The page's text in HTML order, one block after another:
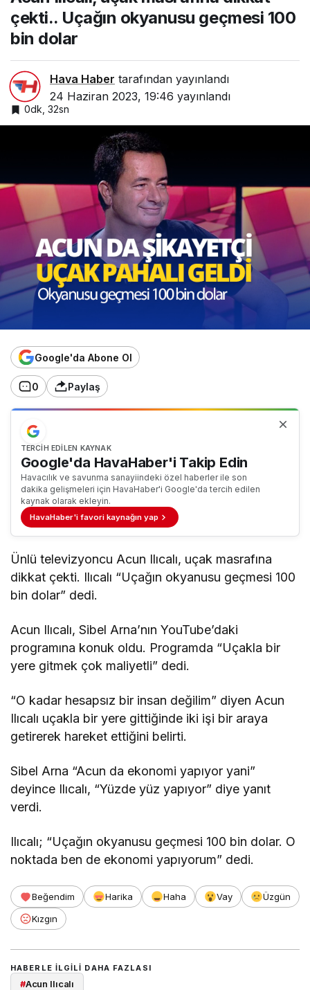
dolar
çekti.. Uçağın okyanusu geçmesi 100
bin dolar
Hava Haber tarafından yayınlandı
24 Haziran 2023, 19:46 yayınlandı
0dk, 32sn
Google'da Abone Ol
0 Paylaş
TERCIH EDILEN KAYNAK
Google'da HavaHaber'i Takip Edin
Havacılık ve savunma sanayiindeki özel haberler ile son
dakika gelişmeleri için HavaHaber'i Google'da tercih edilen
kaynak olarak ekleyin.
HavaHaber'i favori kaynağın yap
Ünlü televizyoncu Acun Ilıcalı, uçak masrafına
dikkat çekti. Ilıcalı “Uçağın okyanusu geçmesi 100
bin dolar” dedi.
Acun Ilıcalı, Sibel Arna’nın YouTube’daki
programına konuk oldu. Programda “Uçakla bir
yere gitmek çok maliyetli” dedi.
“O kadar hesapsız bir insan değilim” diyen Acun
Ilıcalı uçakla bir yere gittiğinde iki işi bir araya
getirerek hareket ettiğini belirti.
Sibel Arna “Acun da ekonomi yapıyor yani”
deyince Ilıcalı, “Yüzde yüz yapıyor” diye yanıt
verdi.
Ilıcalı; “Uçağın okyanusu geçmesi 100 bin dolar. O
noktada ben de ekonomi yapıyorum” dedi.
Beğendim Harika Haha Vay
Üzgün
Kızgın
HABERLE ILGILI DAHA FAZLASI
#Acun Ilıcalı